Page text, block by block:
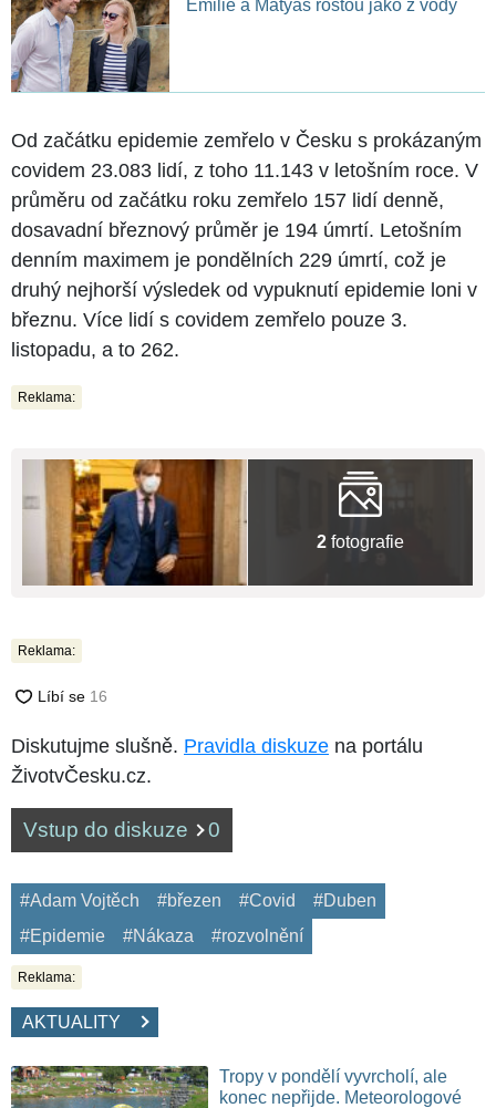
Emilie a Matyáš rostou jako z vody
Od začátku epidemie zemřelo v Česku s prokázaným
covidem 23.083 lidí, z toho 11.143 v letošním roce. V
průměru od začátku roku zemřelo 157 lidí denně,
dosavadní březnový průměr je 194 úmrtí. Letošním
denním maximem je pondělních 229 úmrtí, což je
druhý nejhorší výsledek od vypuknutí epidemie loni v
březnu. Více lidí s covidem zemřelo pouze 3.
listopadu, a to 262.
Reklama:
2 fotografie
Reklama:
Diskutujme slušně. Pravidla diskuze na portálu
ŽivotvČesku.cz.
Vstup do diskuze 0
#Adam Vojtěch #březen #Covid
#Duben
#Epidemie
#Nákaza #rozvolnění
Reklama:
AKTUALITY
Tropy v pondělí vyvrcholí, ale
konec nepřijde. Meteorologové